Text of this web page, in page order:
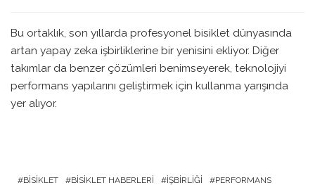
Bu ortaklık, son yıllarda profesyonel bisiklet dünyasında
artan yapay zeka işbirliklerine bir yenisini ekliyor. Diğer
takımlar da benzer çözümleri benimseyerek, teknolojiyi
performans yapılarını geliştirmek için kullanma yarışında
yer alıyor.
BISIKLET BISIKLET HABERLERI İŞBIRLIĞI
PERFORMANS